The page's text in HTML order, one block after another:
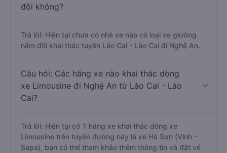
đôi không?
Trả lời: Hiện tại chưa có nhà xe nào có loại xe giường
nằm đôi khai thác tuyến Lào Cai - Lào Cai đi Nghệ An.
Câu hỏi: Các hãng xe nào khai thác dòng
xe Limousine đi Nghệ An từ Lào Cai - Lào
Cai?
Trả lời: Hiện tại có 1 hãng xe khai thác dòng xe
Limousine trên tuyến đường này là xe Hà Sơn (Vinh -
Sapa), bạn có thể tham khảo thêm thông tin và đặt vé